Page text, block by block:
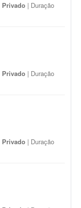
Privado | Duração
Privado | Duração
Privado | Duração